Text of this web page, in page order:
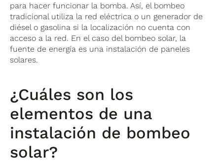
para hacer funcionar la bomba. Así, el bombeo
tradicional utiliza la red eléctrica o un generador de
diésel o gasolina si la localización no cuenta con
acceso a la red. En el caso del bombeo solar, la
fuente de energía es una instalación de paneles
solares.
¿Cuáles son los
elementos de una
instalación de bombeo
solar?